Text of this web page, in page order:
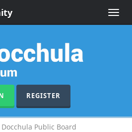
Toggle
REGISTER
Docchula Public Board